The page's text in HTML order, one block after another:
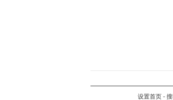
设置首页 -